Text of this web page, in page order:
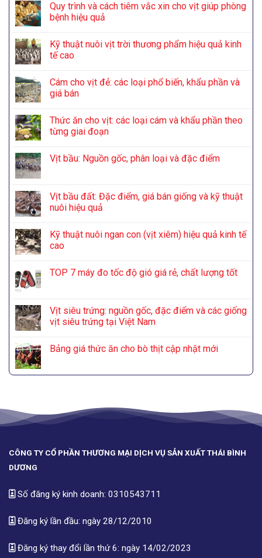
Quy trình và cách tiêm vắc xin cho vịt giúp phòng
bệnh hiệu quả
Kỹ thuật nuôi vịt trời thương phẩm hiệu quả kinh
tế cao
Cám cho vịt đẻ: các loại phổ biến, khẩu phần và
giá bán
Thức ăn cho vịt: các loại cám và khẩu phần theo
từng giai đoạn
Vịt bầu: Nguồn gốc, phân loại và đặc điểm
Vịt bầu đất: Đặc điểm, giá bán giống và kỹ thuật
nuôi hiệu quả
Kỹ thuật nuôi ngan con (vịt xiêm) hiệu quả kinh tế
cao
TOP 7 máy đo tốc độ gió giá rẻ, chất lượng tốt
Vịt siêu trứng: nguồn gốc, đặc điểm và các giống
vịt siêu trứng tại Việt Nam
Bảng giá thức ăn cho bò thịt cập nhật mới
CÔNG TY CỔ PHẦN THƯƠNG MẠI DỊCH VỤ SẢN XUẤT THÁI BÌNH
DƯƠNG
Số đăng ký kinh doanh: 0310543711
Đăng ký lần đầu: ngày 28/12/2010
Đăng ký thay đổi lần thứ 6: ngày 14/02/2023